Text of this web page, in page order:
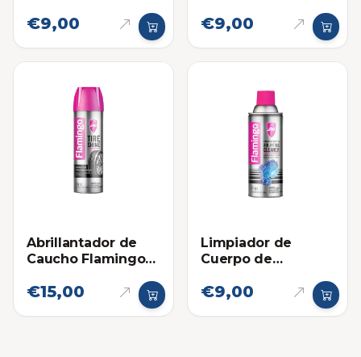
(220ml)
€9,00 €9,00
Abrillantador de
Caucho Flamingo
€15,00
Limpiador de
Cuerpo de
Toma de Aire
€9,00